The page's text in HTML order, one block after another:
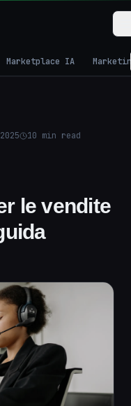
Marketplace IA
10 min read
le vendite